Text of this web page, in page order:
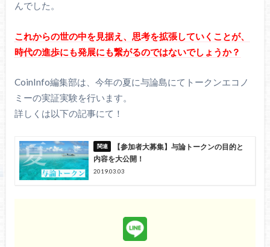
んでした。
これからの世の中を見据え、思考を拡張していくことが、
時代の進歩にも発展にも繋がるのではないでしょうか？
CoinInfo編集部は、今年の夏に与論島にてトークンエコノ
ミーの実証実験を行います。
詳しくは以下の記事にて！
【参加者大募集】与論トークンの目的と
内容を大公開！
2019.03.03